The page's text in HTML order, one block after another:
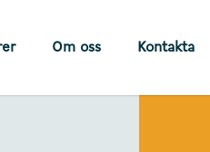
Om oss Kontakta